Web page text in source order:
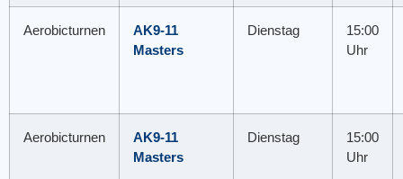
Aerobicturnen
AK9-11
Masters
Dienstag
15:00
Uhr
Aerobicturnen
AK9-11
Masters
Dienstag
15:00
Uhr